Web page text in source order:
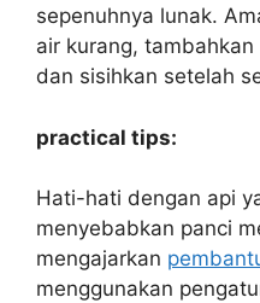
sepenuhnya lunak.
air kurang,
dan sisihkan setelah
practical tips:
Hati-hati dengan api
menyebabkan panci
mengajarkan
menggunakan